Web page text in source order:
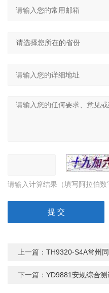
请输入计算结果（填写阿拉伯
上一篇：TH9320-S4A常州同惠
下一篇：YD9881安规综合测